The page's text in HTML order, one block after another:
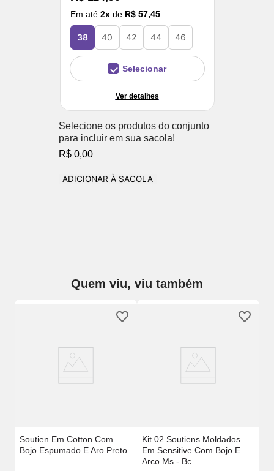
Em até 2x de R$ 57,45
38 40 42 44 46
Selecionar
Ver detalhes
Selecione os produtos do conjunto
para incluir em sua sacola!
R$ 0,00
ADICIONAR À SACOLA
Quem viu, viu também
Soutien Em Cotton Com
Bojo Espumado E Aro Preto
Kit 02 Soutiens Moldados
Em Sensitive Com Bojo E
Arco Ms - Bc